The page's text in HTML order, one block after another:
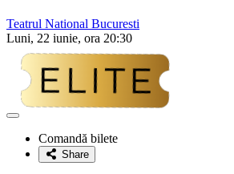
Teatrul National Bucuresti
Luni, 22 iunie, ora 20:30
Adaugă
favoriteComandă bilete
Share